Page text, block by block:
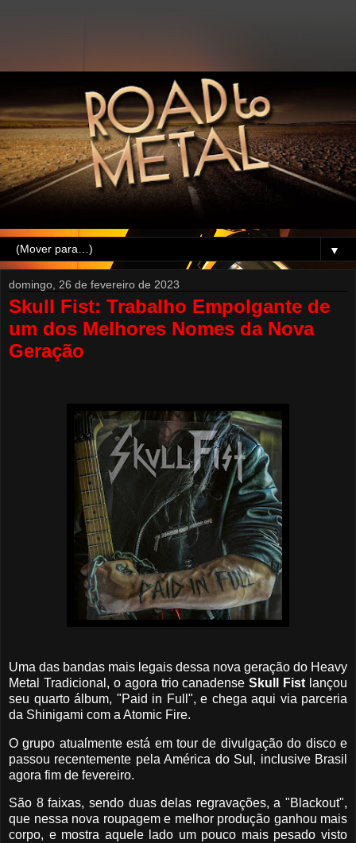
▼
domingo, 26 de fevereiro de 2023
Skull Fist: Trabalho Empolgante de
um dos Melhores Nomes da Nova
Geração
Uma das bandas mais legais dessa nova geração do Heavy
Metal Tradicional, o agora trio canadenseSkull Fist lançou
seu quarto álbum, "Paid in Full", e chega aqui via parceria
da Shinigami com a Atomic Fire.
O grupo atualmente está em tour de divulgação do disco e
passou recentemente pela América do Sul, inclusive Brasil
agora fim de fevereiro.
São 8 faixas, sendo duas delas regravações, a "Blackout",
que nessa nova roupagem e melhor produção ganhou mais
corpo, e mostra aquele lado um pouco mais pesado visto